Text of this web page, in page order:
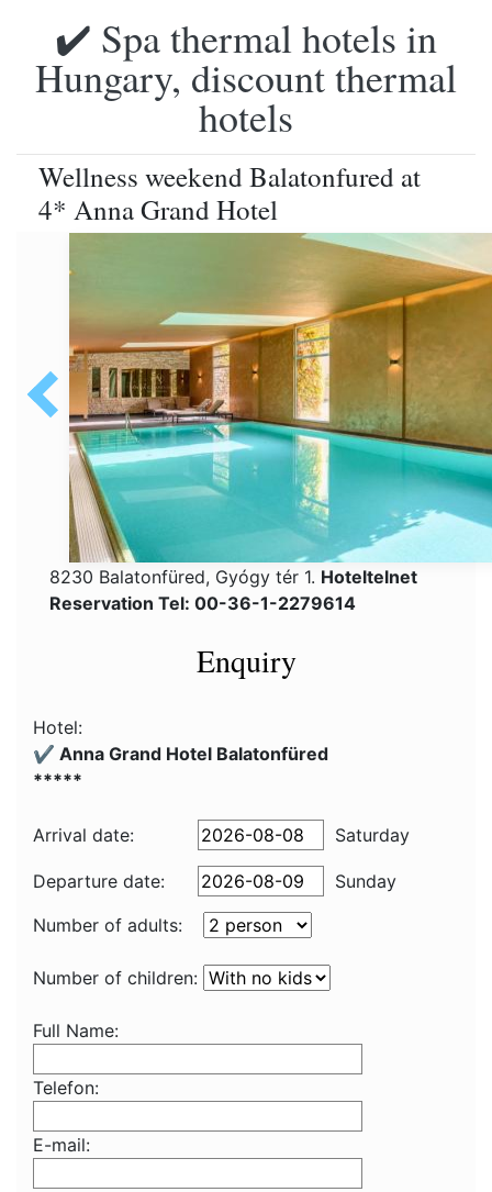
✔️ Spa thermal hotels in
Hungary, discount thermal
hotels
Wellness weekend Balatonfured at
4* Anna Grand Hotel
8230 Balatonfüred, Gyógy tér 1. Hoteltelnet
Reservation Tel: 00-36-1-2279614
Enquiry
Hotel:
✔️ Anna Grand Hotel Balatonfüred
*****
Arrival date: Saturday
Departure date:
Sunday
Number of adults:
Number of children:
Full Name:
Telefon:
E-mail: